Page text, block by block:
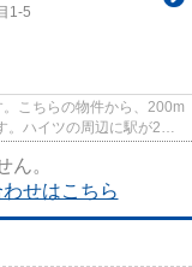
1-5
こちらの物件から、200m
。ハイツの周辺に駅が2つ
ん。
せはこちら